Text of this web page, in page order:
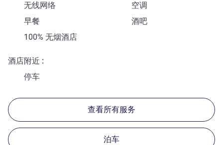
无线网络
空调
早餐
酒吧
100% 无烟酒店
酒店附近
停车
查看所有服务
泊车